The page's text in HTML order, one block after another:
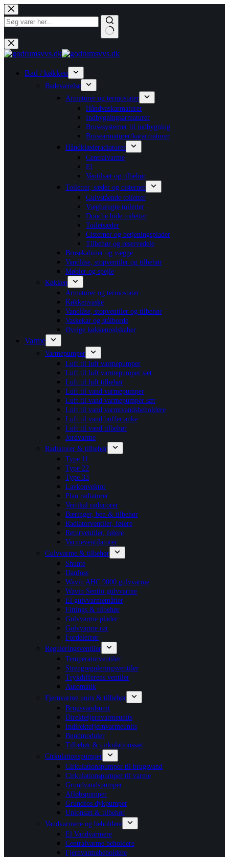
Fortsæt
til
indhold
Ingen
resultater
Bad / køkken
Badeværelse
Armaturer og termostater
Håndvaskarmaturer
Indbygningsarmaturer
Brusesystemer til indbygning
Brusearmaturer/kararmaturer
Håndklæderadiatorer
Centralvarme
El
Ventilsæt og tilbehør
Toiletter, sæder og cisterner
Gulvstående toiletter
Væghængte toiletter
Douche bide toiletter
Toiletsæder
Cisterner og betjeningsplader
Tilbehør og reservedele
Brusekabiner og vægge
Vandlåse, stopventiler og tilbehør
Møbler og spejle
Køkken
Armaturer og termostater
Køkkenvaske
Vandlåse, stopventiler og tilbehør
Vaskekar og stålborde
Øvrige køkkenredskaber
Varme
Varmepumper
Luft til luft varmepumper
Luft til luft varmepumper sæt
Luft til luft tilbehør
Luft til vand varmepumper
Luft til vand varmepumper sæt
Luft til vand varmtvandsbeholdere
Luft til vand buffertanke
Luft til vand tilbehør
Jordvarme
Radiatorer & tilbehør
Type 11
Type 22
Type 33
Lavkonvektor
Plan radiatorer
Vertikal radiatorer
Bæringer, ben & tilbehør
Radiatorventiler, følere
Returventiler, følere
Varmeventilatorer
Gulvvarme & tilbehør
Shunte
Danfoss
Wavin AHC 9000 gulvvarme
Wavin Sentio gulvvarme
El gulvvarmemåtter
Fittings & tilbehør
Gulvvarme plader
Gulvvarme rør
Fordelerrør
Reguleringsventiler
Temperaturventiler
Strengreguleringsventiler
Trykdifferens ventiler
Automatik
Fjernvarme units & tilbehør
Brugsvandsunit
Direktefjernvarmeunits
Indirektefjernvarmeunits
Bundmoduler
Tilbehør & cirkulationssæt
Cirkulationspumper
Cirkulationspumper til brugsvand
Cirkulationspumper til varme
Grundvandspumper
Afløbspumper
Grundfos dykpumper
Unionsæt & tilbehør
Vandvarmere og beholdere
El Vandvarmere
Centralvarme beholdere
Fjernvarmebeholdere